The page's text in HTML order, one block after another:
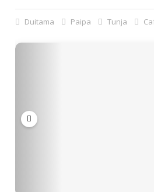
Duitama Paipa Tunja